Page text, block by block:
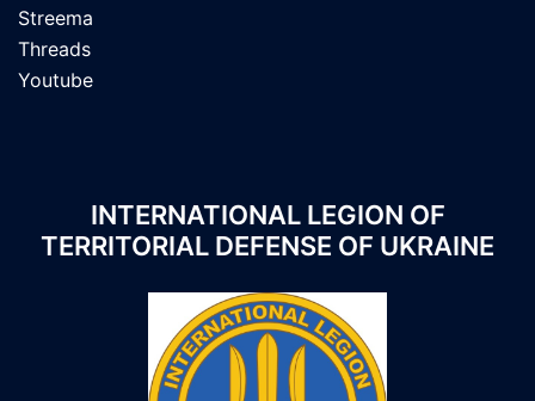
Streema
Threads
Youtube
INTERNATIONAL LEGION OF
TERRITORIAL DEFENSE OF UKRAINE